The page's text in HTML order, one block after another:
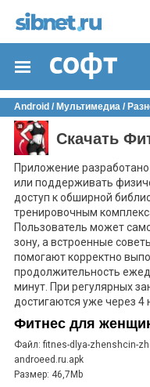
Android / Мультимедиа /
Скачать
Приложение разработано
или поддерживать
доступ к обширной
тренировочным
Пользователь может
зону, а встроенные
помогают корректно
продолжительность
минут. При регулярных
достигаются уже через 4
Фитнес для
Файл: fitnes-dlya-zhenshcin-
androeed.ru.apk
Размер: 46,7Mb